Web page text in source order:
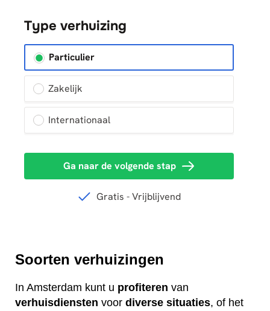
Soorten verhuizingen
In Amsterdam kunt u profiteren van
verhuisdiensten voor diverse situaties, of het